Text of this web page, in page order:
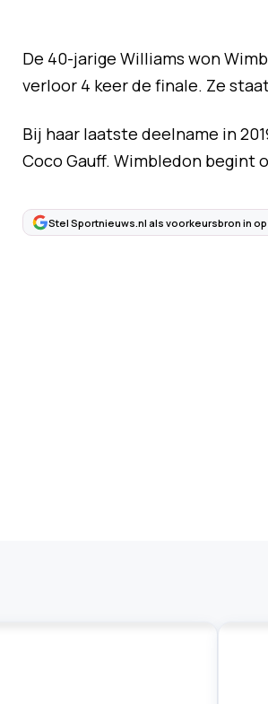
De 40-jarige Williams won
verloor 4 keer de finale. Ze
Bij haar laatste deelname in
Coco Gauff. Wimbledon begint
Stel Sportnieuws.nl als voorkeursbron in